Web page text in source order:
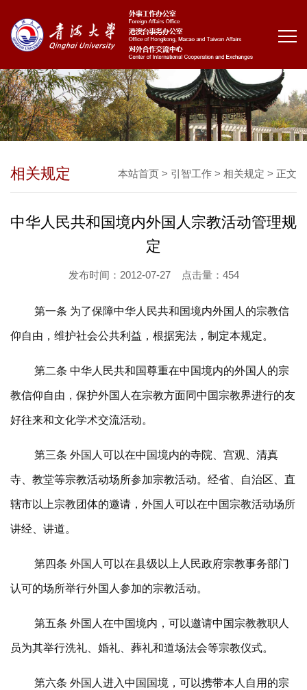
本站首页 > 引智工作 > 相关规定 > 正文
相关规定
中华人民共和国境内外国人宗教活动管理规
定
发布时间：2012-07-27 点击量： 454
第一条 为了保障中华人民共和国境内外国人的宗教信
仰自由，维护社会公共利益，根据宪法，制定本规定。
第二条 中华人民共和国尊重在中国境内的外国人的宗
教信仰自由，保护外国人在宗教方面同中国宗教界进行的友
好往来和文化学术交流活动。
第三条 外国人可以在中国境内的寺院、宫观、清真
寺、教堂等宗教活动场所参加宗教活动。经省、自治区、直
辖市以上宗教团体的邀请，外国人可以在中国宗教活动场所
讲经、讲道。
第四条 外国人可以在县级以上人民政府宗教事务部门
认可的场所举行外国人参加的宗教活动。
第五条 外国人在中国境内，可以邀请中国宗教教职人
员为其举行洗礼、婚礼、葬礼和道场法会等宗教仪式。
第六条 外国人进入中国国境，可以携带本人自用的宗